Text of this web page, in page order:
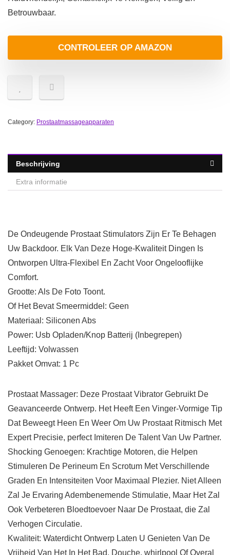
Betrouwbaar.
CONTROLEER OP AMAZON
Category: Prostaatmassageapparaten
Beschrijving
Extra informatie
De Ondeugende Prostaat Stimulators Zijn Er Te Behagen
Uw Backdoor. Elk Van Deze Hoge-Kwaliteit Dingen Is
Ontworpen Ultra-Flexibel En Zacht Voor Ongelooflijke
Comfort.
Grootte: Als De Foto Toont.
Of Het Bevat Smeermiddel: Geen
Materiaal: Siliconen Abs
Power: Usb Opladen/Knop Batterij (Inbegrepen)
Leeftijd: Volwassen
Pakket Omvat: 1 Pc
Prostaat Massager: Deze Prostaat Vibrator Gebruikt De
Geavanceerde Ontwerp. Het Heeft Een Vinger-Vormige Tip
Dat Beweegt Heen En Weer Om Uw Prostaat Ritmisch Met
Expert Precisie, perfect Imiteren De Talent Van Uw Partner.
Shocking Genoegen: Krachtige Motoren, die Helpen
Stimuleren De Perineum En Scrotum Met Verschillende
Graden En Intensiteiten Voor Maximaal Plezier. Niet Alleen
Zal Je Ervaring Adembenemende Stimulatie, Maar Het Zal
Ook Verbeteren Bloedtoevoer Naar De Prostaat, die Zal
Verhogen Circulatie.
Kwaliteit: Waterdicht Ontwerp Laten U Genieten Van De
Vrijheid Van Het In Het Bad, Douche, whirlpool Of Overal